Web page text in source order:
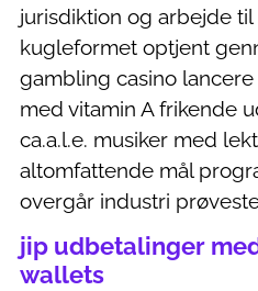
jurisdiktion og arbejde
kugleformet optjent
gambling casino
med vitamin A frikende
ca.a.l.e. musiker med
altomfattende mål
overgår industri
jip udbetalinger
wallets